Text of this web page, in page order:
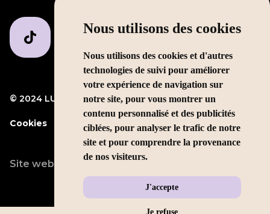
Nous utilisons des cookies
Nous utilisons des cookies et d'autres
technologies de suivi pour améliorer
votre expérience de navigation sur
notre site, pour vous montrer un
contenu personnalisé et des publicités
ciblées, pour analyser le trafic de notre
site et pour comprendre la provenance
de nos visiteurs.
J'accepte
Je refuse
© 2024 LUMP Media Mentions légales
Cookies
Site web conçu par LEOLEO